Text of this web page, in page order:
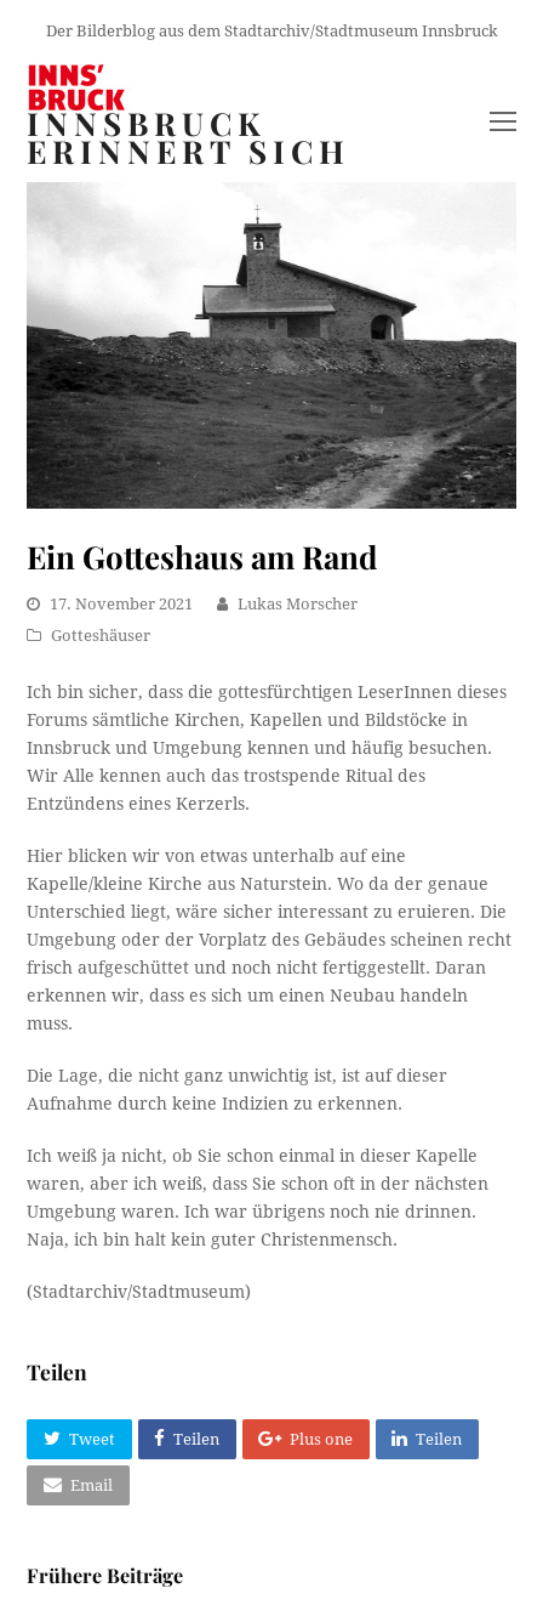
Der Bilderblog aus dem Stadtarchiv/Stadtmuseum Innsbruck
INNSBRUCK
ERINNERT SICH
Ein Gotteshaus am Rand
17. November 2021
Lukas Morscher
Gotteshäuser
Ich bin sicher, dass die gottesfürchtigen LeserInnen dieses
Forums sämtliche Kirchen, Kapellen und Bildstöcke in
Innsbruck und Umgebung kennen und häufig besuchen.
Wir Alle kennen auch das trostspende Ritual des
Entzündens eines Kerzerls.
Hier blicken wir von etwas unterhalb auf eine
Kapelle/kleine Kirche aus Naturstein. Wo da der genaue
Unterschied liegt, wäre sicher interessant zu eruieren. Die
Umgebung oder der Vorplatz des Gebäudes scheinen recht
frisch aufgeschüttet und noch nicht fertiggestellt. Daran
erkennen wir, dass es sich um einen Neubau handeln
muss.
Die Lage, die nicht ganz unwichtig ist, ist auf dieser
Aufnahme durch keine Indizien zu erkennen.
Ich weiß ja nicht, ob Sie schon einmal in dieser Kapelle
waren, aber ich weiß, dass Sie schon oft in der nächsten
Umgebung waren. Ich war übrigens noch nie drinnen.
Naja, ich bin halt kein guter Christenmensch.
(Stadtarchiv/Stadtmuseum)
Teilen
Tweet Teilen Plus one Teilen
Email
Frühere Beiträge